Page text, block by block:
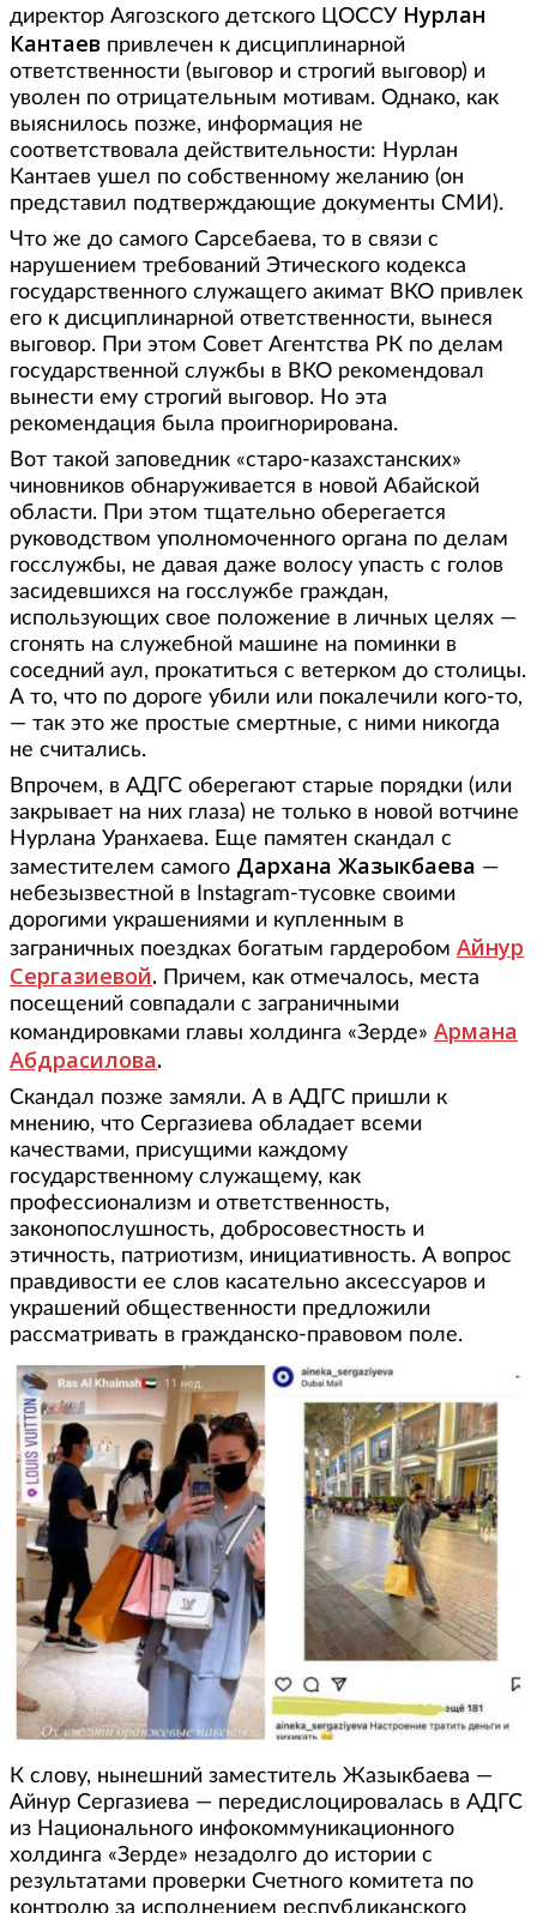
директор Аягозского детского ЦОССУ Нурлан
Кантаев привлечен к дисциплинарной
ответственности (выговор и строгий выговор) и
уволен по отрицательным мотивам. Однако, как
выяснилось позже, информация не
соответствовала действительности: Нурлан
Кантаев ушел по собственному желанию (он
представил подтверждающие документы СМИ).
Что же до самого Сарсебаева, то в связи с
нарушением требований Этического кодекса
государственного служащего акимат ВКО привлек
его к дисциплинарной ответственности, вынеся
выговор. При этом Совет Агентства РК по делам
государственной службы в ВКО рекомендовал
вынести ему строгий выговор. Но эта
рекомендация была проигнорирована.
Вот такой заповедник «старо-казахстанских»
чиновников обнаруживается в новой Абайской
области. При этом тщательно оберегается
руководством уполномоченного органа по делам
госслужбы, не давая даже волосу упасть с голов
засидевшихся на госслужбе граждан,
использующих свое положение в личных целях —
сгонять на служебной машине на поминки в
соседний аул, прокатиться с ветерком до столицы.
А то, что по дороге убили или покалечили кого-то,
— так это же простые смертные, с ними никогда
не считались.
Впрочем, в АДГС оберегают старые порядки (или
закрывает на них глаза) не только в новой вотчине
Нурлана Уранхаева. Еще памятен скандал с
заместителем самого Дархана Жазыкбаева —
небезызвестной в Instagram-тусовке своими
дорогими украшениями и купленным в
заграничных поездках богатым гардеробом Айнур
Сергазиевой. Причем, как отмечалось, места
посещений совпадали с заграничными
командировками главы холдинга «Зерде» Армана
Абдрасилова.
Скандал позже замяли. А в АДГС пришли к
мнению, что Сергазиева обладает всеми
качествами, присущими каждому
государственному служащему, как
профессионализм и ответственность,
законопослушность, добросовестность и
этичность, патриотизм, инициативность. А вопрос
правдивости ее слов касательно аксессуаров и
украшений общественности предложили
рассматривать в гражданско-правовом поле.
К слову, нынешний заместитель Жазыкбаева —
Айнур Сергазиева — передислоцировалась в АДГС
из Национального инфокоммуникационного
холдинга «Зерде» незадолго до истории с
результатами проверки Счетного комитета по
контролю за исполнением республиканского